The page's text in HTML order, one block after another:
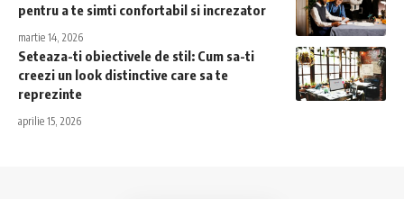
pentru a te simti confortabil si increzator
martie 14, 2026
Seteaza-ti obiectivele de stil: Cum sa-ti
creezi un look distinctive care sa te
reprezinte
aprilie 15, 2026